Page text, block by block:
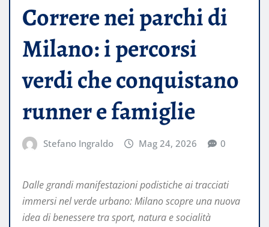
Correre nei parchi di
Milano: i percorsi
verdi che conquistano
runner e famiglie
Stefano Ingraldo Mag 24, 2026 0
Dalle grandi manifestazioni podistiche ai tracciati
immersi nel verde urbano: Milano scopre una nuova
idea di benessere tra sport, natura e socialità